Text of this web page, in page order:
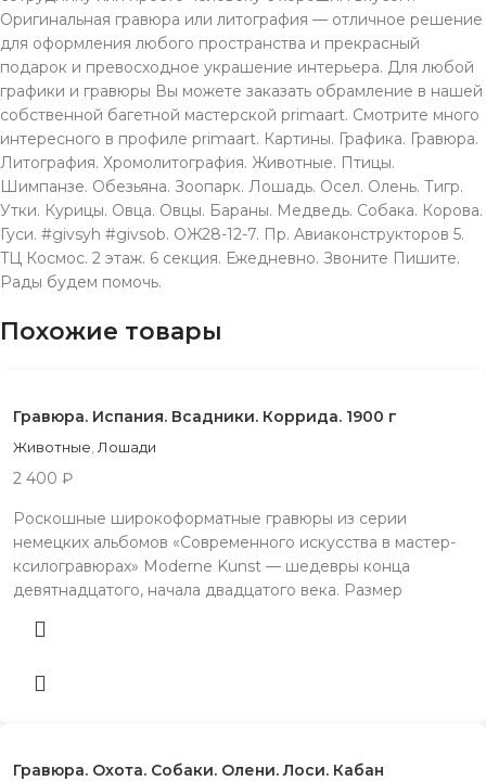
Оригинальная гравюра или литография — отличное решение
для оформления любого пространства и прекрасный
подарок и превосходное украшение интерьера. Для любой
графики и гравюры Вы можете заказать обрамление в нашей
собственной багетной мастерской primaart. Смотрите много
интересного в профиле primaart. Картины. Графика. Гравюра.
Литография. Хромолитография. Животные. Птицы.
Шимпанзе. Обезьяна. Зоопарк. Лошадь. Осел. Олень. Тигр.
Утки. Курицы. Овца. Овцы. Бараны. Медведь. Собака. Корова.
Гуси. #givsyh #givsob. ОЖ28-12-7. Пр. Aвиаконструкторов 5.
TЦ Космос. 2 этаж. 6 секция. Ежeдневно. Звонитe Пишите.
Рады будeм помочь.
Похожие товары
Гравюра. Испания. Всадники. Коррида. 1900 г
Животные Лошади
2 400 ₽
Роскошные широкоформатные гравюры из серии
немецких альбомов «Современного искусства в мастер-
ксилогравюрах» Moderne Kunst — шедевры конца
девятнадцатого, начала двадцатого века. Размер
Гравюра. Охота. Собаки. Олени. Лоси. Кабан